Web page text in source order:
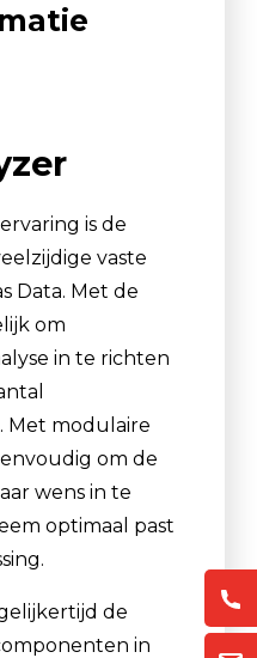
is de
vaste
Data. Met de
om
in te richten
Met modulaire
om de
wens in te
optimaal past
de
in